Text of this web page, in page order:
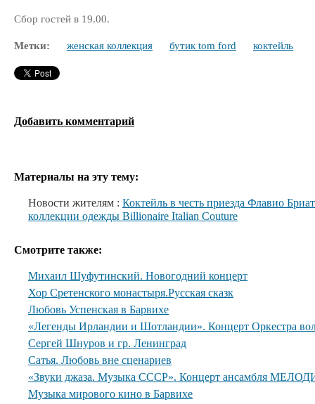
Сбор гостей в 19.00.
Метки: женская коллекция бутик tom ford коктейль
Добавить комментарий
Материалы на эту тему:
Новости жителям : Коктейль в честь приезда Флавио
коллекции одежды Billionaire Italian Couture
Смотрите также:
Михаил Шуфутинский. Новогодний концерт
Хор Сретенского монастыря.Русская сказк
Любовь Успенская в Барвихе
«Легенды Ирландии и Шотландии». Концерт Оркестра
Сергей Шнуров и гр. Ленинград
Сатья. Любовь вне сценариев
«Звуки джаза. Музыка СССР». Концерт ансамбля
Музыка мирового кино в Барвихе